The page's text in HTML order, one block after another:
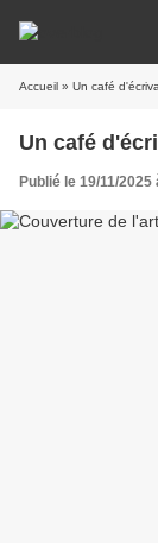
Accueil » Un café
Un café
Publié le 19/11/2025